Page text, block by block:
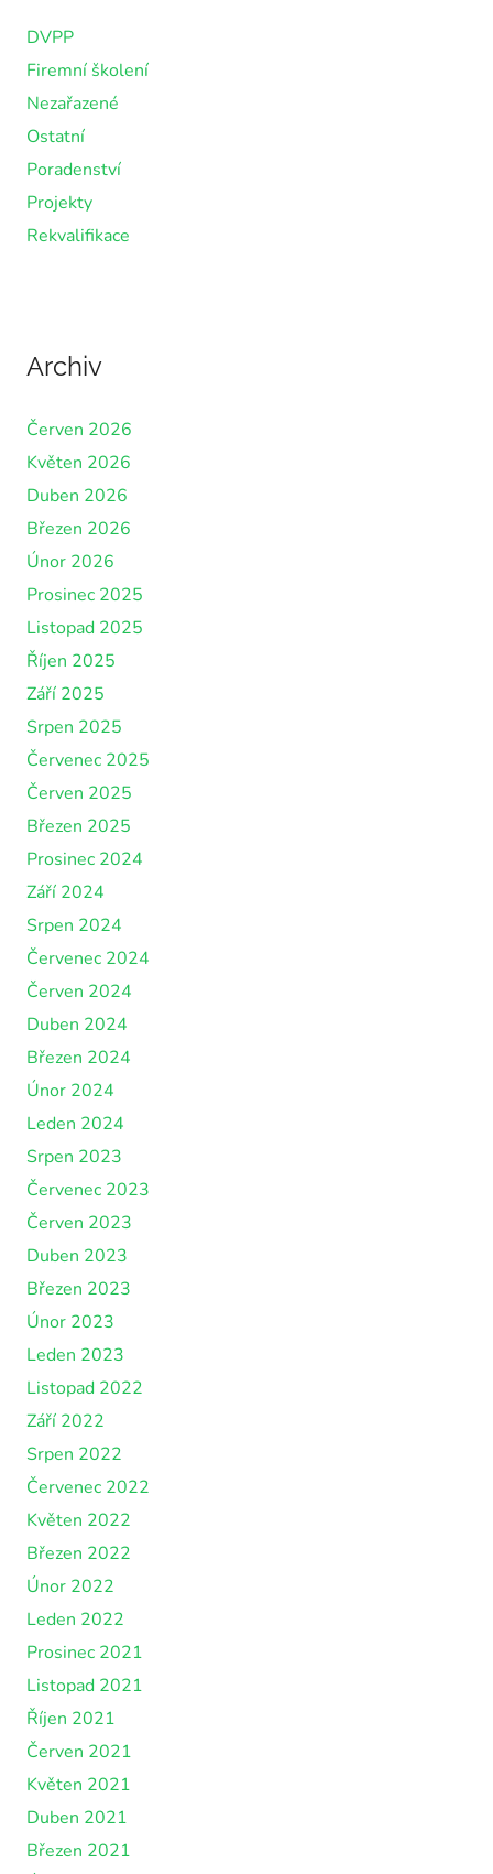
DVPP
Firemní školení
Nezařazené
Ostatní
Poradenství
Projekty
Rekvalifikace
Archiv
Červen 2026
Květen 2026
Duben 2026
Březen 2026
Únor 2026
Prosinec 2025
Listopad 2025
Říjen 2025
Září 2025
Srpen 2025
Červenec 2025
Červen 2025
Březen 2025
Prosinec 2024
Září 2024
Srpen 2024
Červenec 2024
Červen 2024
Duben 2024
Březen 2024
Únor 2024
Leden 2024
Srpen 2023
Červenec 2023
Červen 2023
Duben 2023
Březen 2023
Únor 2023
Leden 2023
Listopad 2022
Září 2022
Srpen 2022
Červenec 2022
Květen 2022
Březen 2022
Únor 2022
Leden 2022
Prosinec 2021
Listopad 2021
Říjen 2021
Červen 2021
Květen 2021
Duben 2021
Březen 2021